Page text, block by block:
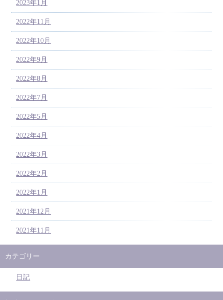
2023年1月
2022年11月
2022年10月
2022年9月
2022年8月
2022年7月
2022年5月
2022年4月
2022年3月
2022年2月
2022年1月
2021年12月
2021年11月
カテゴリー
日記